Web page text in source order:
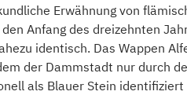
Erwähnung von
Anfang des dreizehnten
identisch. Das Wappen
der Dammstadt nur durch
als Blauer Stein identifiziert